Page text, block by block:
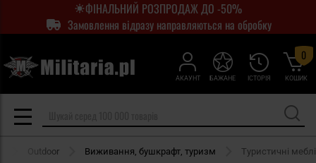
ФІНАЛЬНИЙ РОЗПРОДАЖ ДО -50%
Замовлення відразу направляються на обробку
АКАУНТ ІСТОРІЯ
БАЖАНЕ КОШИК
0
Outdoor Виживання, бушкрафт, туризм Туристичні меблі